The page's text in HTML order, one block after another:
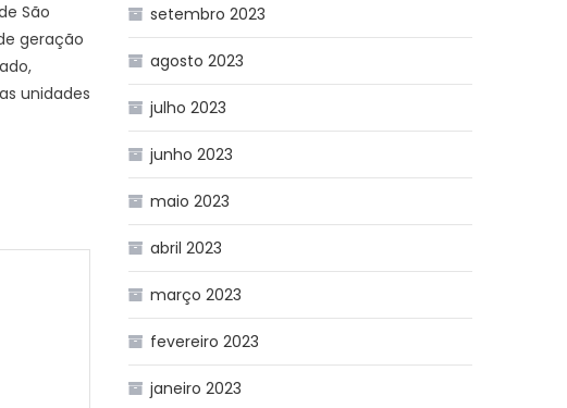
São
geração
unidades
setembro 2023
agosto 2023
julho 2023
junho 2023
maio 2023
abril 2023
março 2023
fevereiro 2023
janeiro 2023